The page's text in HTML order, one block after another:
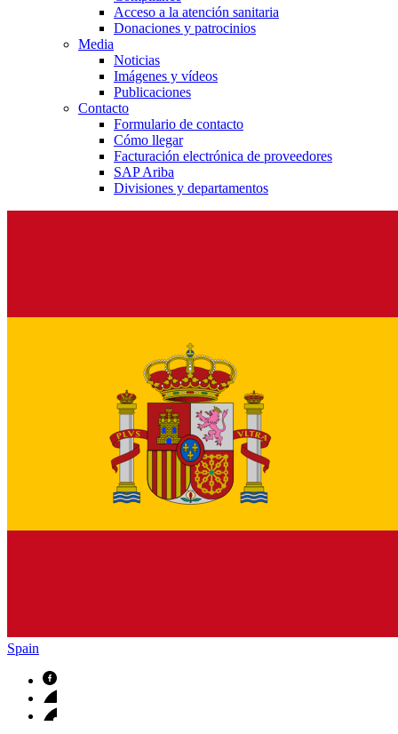
Acceso a la atención sanitaria
Donaciones y patrocinios
Media
Noticias
Imágenes y vídeos
Publicaciones
Contacto
Formulario de contacto
Cómo llegar
Facturación electrónica de proveedores
SAP Ariba
Divisiones y departamentos
Spain